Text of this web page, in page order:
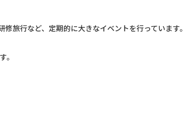
旅行など、定期的に大きなイベントを行っています。
。